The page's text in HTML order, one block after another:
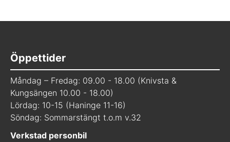
Öppettider
Måndag – Fredag: 09.00 - 18.00 (Knivsta &
Kungsängen 10.00 - 18.00)
Lördag: 10-15 (Haninge 11-16)
Söndag: Sommarstängt t.o.m v.32
Verkstad personbil